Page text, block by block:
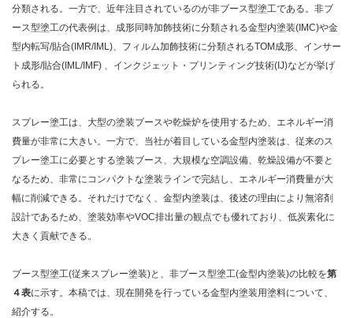
分類される。一方で、近年注目されているのが非ブース型塗工である。非ブ
ース型塗工の代表例は、成形同時加飾技術に分類される金型内塗装(IMC)や金
型内転写/貼合(IMR/IML)、フィルム加飾技術に分類されるTOM成形、インサー
ト成形/貼合(IML/IMF) 、インクジェット・プリンティング技術(IJ)などが挙げ
られる。
スプレー塗工は、大型の塗装ブースや乾燥炉を使用するため、エネルギー消
費量が非常に大きい。一方で、当社が着目している金型内塗装は、従来のス
プレー塗工に必要とする塗装ブース、大規模な空調設備、乾燥設備が不要と
なるため、非常にコンパクトな塗装ラインで完結し、エネルギー消費量が大
幅に削減できる。それだけでなく、金型内塗装は、後述の理由により無溶剤
設計であるため、塗装効率やVOC排出量の観点でも優れており、低炭素化に
大きく貢献できる。
ブース型塗工(従来スプレー塗装)と、非ブース型塗工(金型内塗装)の比較を第
４表に示す。本稿では、現在開発を行っている金型内塗装用塗料について、
紹介する。